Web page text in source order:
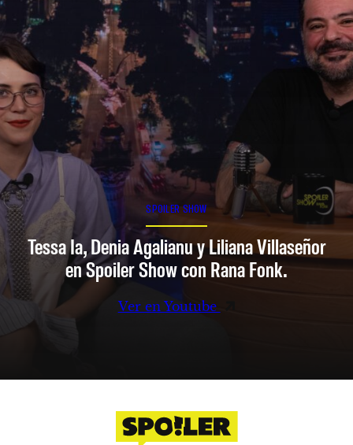
SPOILER SHOW
Tessa Ia, Denia Agalianu y Liliana Villaseñor
en Spoiler Show con Rana Fonk.
Ver en Youtube